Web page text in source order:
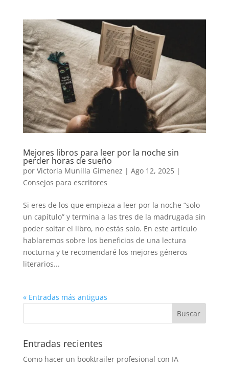
Mejores libros para leer por la noche sin
perder horas de sueño
por Victoria Munilla Gimenez | Ago 12, 2025|
Consejos para escritores
Si eres de los que empieza a leer por la noche “solo
un capítulo” y termina a las tres de la madrugada sin
poder soltar el libro, no estás solo. En este artículo
hablaremos sobre los beneficios de una lectura
nocturna y te recomendaré los mejores géneros
literarios...
« Entradas más antiguas
Entradas recientes
Como hacer un booktrailer profesional con IA